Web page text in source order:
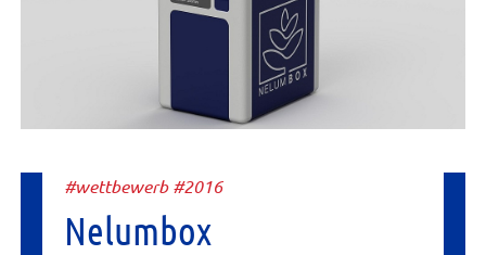
#wettbewerb #2016
Nelumbox